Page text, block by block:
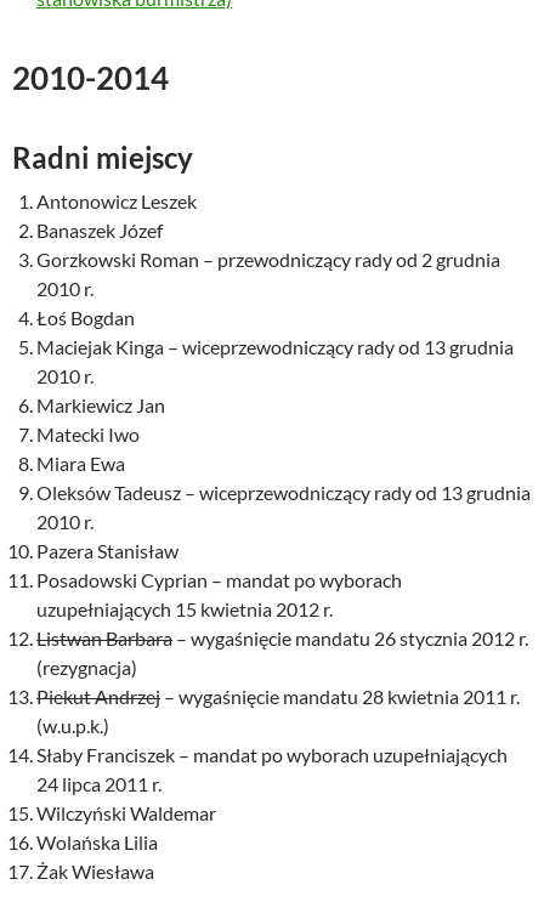
2010-2014
Radni miejscy
Antonowicz Leszek
Banaszek Józef
Gorzkowski Roman – przewodniczący rady od 2 grudnia
2010 r.
Łoś Bogdan
Maciejak Kinga – wiceprzewodniczący rady od 13 grudnia
2010 r.
Markiewicz Jan
Matecki Iwo
Miara Ewa
Oleksów Tadeusz – wiceprzewodniczący rady od 13 grudnia
2010 r.
Pazera Stanisław
Posadowski Cyprian – mandat po wyborach
uzupełniających 15 kwietnia 2012 r.
Listwan Barbara – wygaśnięcie mandatu 26 stycznia 2012 r.
(rezygnacja)
Piekut Andrzej – wygaśnięcie mandatu 28 kwietnia 2011 r.
(w.u.p.k.)
Słaby Franciszek – mandat po wyborach uzupełniających
24 lipca 2011 r.
Wilczyński Waldemar
Wolańska Lilia
Żak Wiesława